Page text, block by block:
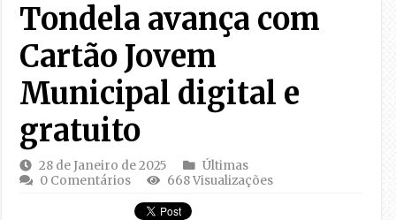
Tondela avança com
Cartão Jovem
Municipal digital e
gratuito
28 de Janeiro de 2025
Últimas
0 Comentários
668 Visualizações